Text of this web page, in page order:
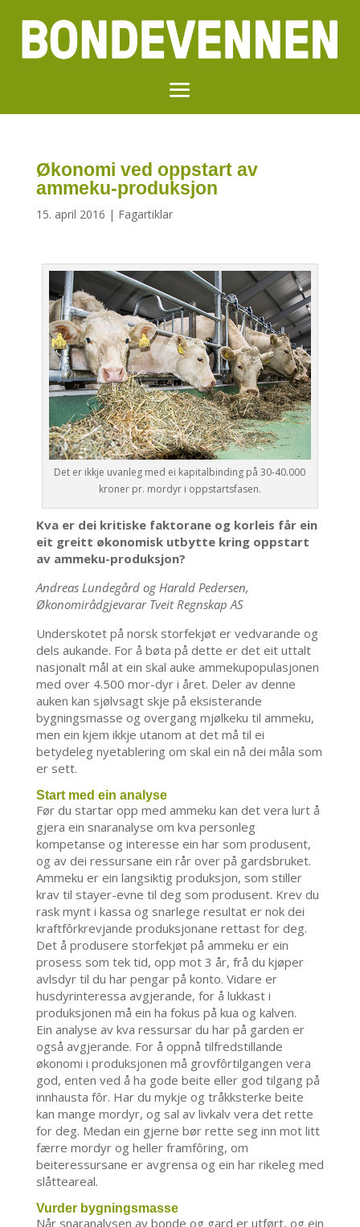
Økonomi ved oppstart av
ammeku-produksjon
15. april 2016 | Fagartiklar
Det er ikkje uvanleg med ei kapitalbinding på 30-40.000
kroner pr. mordyr i oppstartsfasen.
Kva er dei kritiske faktorane og korleis får ein
eit greitt økonomisk utbytte kring oppstart
av ammeku-produksjon?
Andreas Lundegård og Harald Pedersen,
Økonomirådgjevarar Tveit Regnskap AS
Underskotet på norsk storfekjøt er vedvarande og
dels aukande. For å bøta på dette er det eit uttalt
nasjonalt mål at ein skal auke ammekupopulasjonen
med over 4.500 mor-dyr i året. Deler av denne
auken kan sjølvsagt skje på eksisterande
bygningsmasse og overgang mjølkeku til ammeku,
men ein kjem ikkje utanom at det må til ei
betydeleg nyetablering om skal ein nå dei måla som
er sett.
Start med ein analyse
Før du startar opp med ammeku kan det vera lurt å
gjera ein snaranalyse om kva personleg
kompetanse og interesse ein har som produsent,
og av dei ressursane ein rår over på gardsbruket.
Ammeku er ein langsiktig produksjon, som stiller
krav til stayer-evne til deg som produsent. Krev du
rask mynt i kassa og snarlege resultat er nok dei
kraftfôrkrevjande produksjonane rettast for deg.
Det å produsere storfekjøt på ammeku er ein
prosess som tek tid, opp mot 3 år, frå du kjøper
avlsdyr til du har pengar på konto. Vidare er
husdyrinteressa avgjerande, for å lukkast i
produksjonen må ein ha fokus på kua og kalven.
Ein analyse av kva ressursar du har på garden er
også avgjerande. For å oppnå tilfredstillande
økonomi i produksjonen må grovfôrtilgangen vera
god, enten ved å ha gode beite eller god tilgang på
innhausta fôr. Har du mykje og tråkksterke beite
kan mange mordyr, og sal av livkalv vera det rette
for deg. Medan ein gjerne bør rette seg inn mot litt
færre mordyr og heller framfôring, om
beiteressursane er avgrensa og ein har rikeleg med
slåtteareal.
Vurder bygningsmasse
Når snaranalysen av bonde og gard er utført, og ein